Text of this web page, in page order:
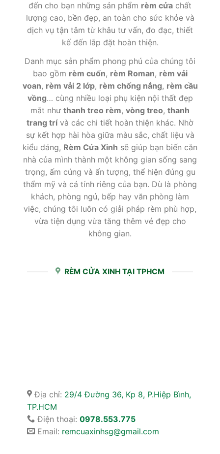
đến cho bạn những sản phẩm rèm cửa chất
lượng cao, bền đẹp, an toàn cho sức khỏe và
dịch vụ tận tâm từ khâu tư vấn, đo đạc, thiết
kế đến lắp đặt hoàn thiện.
Danh mục sản phẩm phong phú của chúng tôi
bao gồm rèm cuốn, rèm Roman, rèm vải
voan, rèm vải 2 lớp, rèm chống nắng, rèm cầu
vồng… cùng nhiều loại phụ kiện nội thất đẹp
mắt như thanh treo rèm, vòng treo, thanh
trang trívà các chi tiết hoàn thiện khác. Nhờ
sự kết hợp hài hòa giữa màu sắc, chất liệu và
kiểu dáng, Rèm Cửa Xinh sẽ giúp bạn biến căn
nhà của mình thành một không gian sống sang
trọng, ấm cúng và ấn tượng, thể hiện đúng gu
thẩm mỹ và cá tính riêng của bạn. Dù là phòng
khách, phòng ngủ, bếp hay văn phòng làm
việc, chúng tôi luôn có giải pháp rèm phù hợp,
vừa tiện dụng vừa tăng thêm vẻ đẹp cho
không gian.
RÈM CỬA XINH TẠI TPHCM
Địa chỉ: 29/4 Đường 36, Kp 8, P.Hiệp Bình,
TP.HCM
Điện thoại: 0978.553.775
Email: remcuaxinhsg@gmail.com